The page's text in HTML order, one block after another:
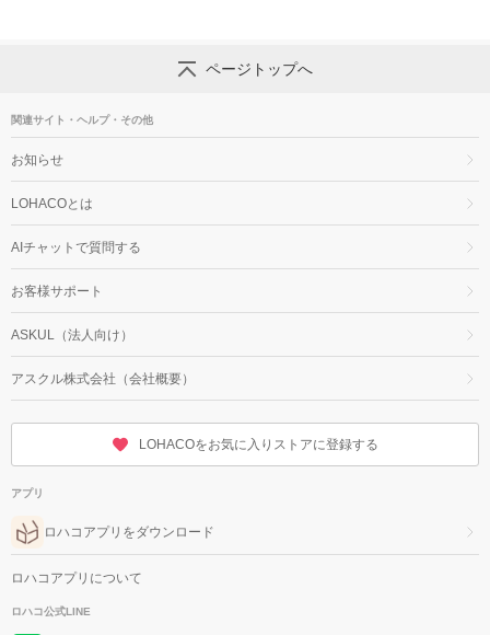
ページトップへ
関連サイト・ヘルプ・その他
お知らせ
LOHACOとは
AIチャットで質問する
お客様サポート
ASKUL（法人向け）
アスクル株式会社（会社概要）
LOHACOをお気に入りストアに登録する
アプリ
ロハコアプリをダウンロード
ロハコアプリについて
ロハコ公式LINE